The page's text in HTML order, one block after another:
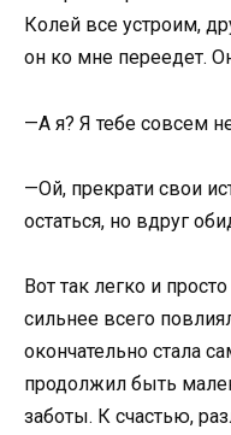
Колей все устроим,
он ко мне переедет.
—А я? Я тебе совсем
—Ой, прекрати свои
остаться, но вдруг
Вот так легко и
сильнее всего
окончательно стала
продолжил быть
заботы. К счастью,